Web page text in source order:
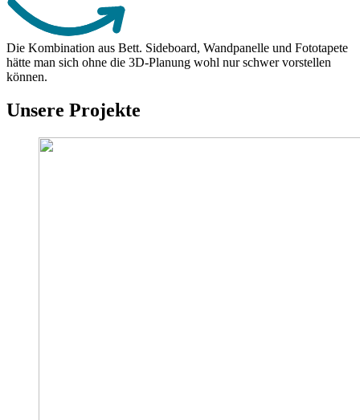
Die Kombination aus Bett. Sideboard, Wandpanelle und Fototapete
hätte man sich ohne die 3D-Planung wohl nur schwer vorstellen
können.
Unsere Projekte